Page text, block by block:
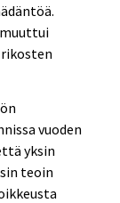
vuoden
yksin
teoin